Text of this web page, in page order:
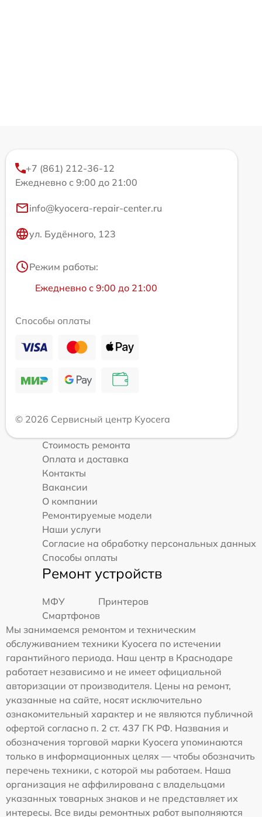
+7 (861) 212-36-12
Ежедневно с 9:00 до 21:00
info@kyocera-repair-center.ru
ул. Будённого, 123
Режим работы:
Ежедневно с 9:00 до 21:00
Способы оплаты
© 2026 Сервисный центр Kyocera
Стоимость ремонта
Оплата и доставка
Контакты
Вакансии
О компании
Ремонтируемые модели
Наши услуги
Согласие на обработку персональных данных
Способы оплаты
Ремонт устройств
МФУ
Принтеров
Смартфонов
Мы занимаемся ремонтом и техническим
обслуживанием техники Kyocera по истечении
гарантийного периода. Наш центр в Краснодаре
работает независимо и не имеет официальной
авторизации от производителя. Цены на ремонт,
указанные на сайте, носят исключительно
ознакомительный характер и не являются публичной
офертой согласно п. 2 ст. 437 ГК РФ. Названия и
обозначения торговой марки Kyocera упоминаются
только в информационных целях — чтобы обозначить
перечень техники, с которой мы работаем. Наша
организация не аффилирована с владельцами
указанных товарных знаков и не представляет их
интересы. Все виды ремонтных работ выполняются